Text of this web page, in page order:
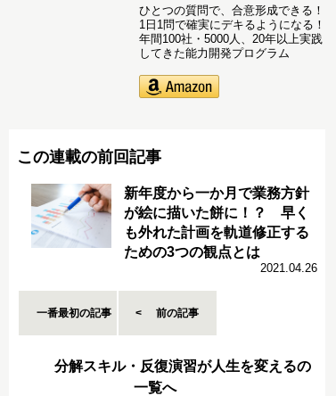
ひとつの質問で、合意形成できる！
1日1問で確実にデキるようになる！
年間100社・5000人、20年以上実践
してきた能力開発プログラム
この連載の前回記事
新年度から一か月で業務方針
が絵に描いた餅に！？ 早く
も外れた計画を軌道修正する
ための3つの観点とは
2021.04.26
一番最初の記事 前の記事
分解スキル・反復演習が人生を変えるの
一覧へ